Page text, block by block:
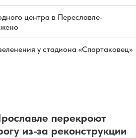
центра в Переславле-
у стадиона «Спартаковец»
перекроют
из-за реконструкции